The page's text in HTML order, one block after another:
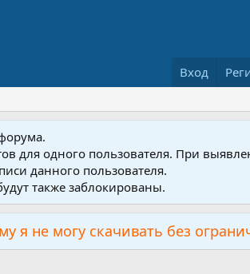
Вход
для одного пользователя. При
данного пользователя.
также заблокированы.
я не могу скачивать без